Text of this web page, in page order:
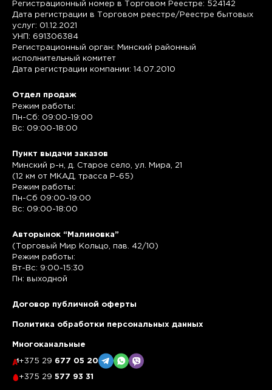
Регистрационный номер в Торговом Реестре: 524142
Дата регистрации в Торговом реестре/Реестре бытовых
услуг: 01.12.2021
УНП: 691306384
Регистрационный орган: Минский районный
исполнительный комитет
Дата регистрации компании: 14.07.2010
Отдел продаж
Режим работы:
Пн-Сб: 09:00-19:00
Вс: 09:00-18:00
Пункт выдачи заказов
Минский р-н, д. Старое село, ул. Мира, 21
(12 км от МКАД, трасса P-65)
Режим работы:
Пн-Сб 09:00-19:00
Вс: 09:00-18:00
Авторынок “Малиновка”
(Торговый Мир Кольцо, пав. 42/10)
Режим работы:
Вт-Вс: 9:00-15:30
Пн: выходной
Договор публичной оферты
Политика обработки персональных данных
Многоканальные
+375 29 677 05 20
+375 29 577 93 31